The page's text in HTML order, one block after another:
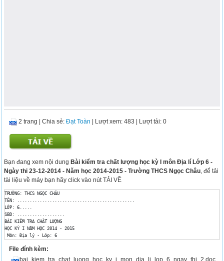
2 trang |Chia sẻ:Đạt Toàn | Lượt xem: 483 | Lượt tải: 0
Bạn đang xem nội dungBài kiểm tra chất lượng học kỳ I môn Địa lí Lớp 6 -
Ngày thi 23-12-2014 - Năm học 2014-2015 - Trường THCS Ngọc Châu , để tải
tài liệu về máy bạn hãy click vào nút TẢI VỀ
TRƯỜNG: THCS NGỌC CHÂU
TÊN: ...............................................
LỚP: 6.....
SBD: ...................
BÀI KIỂM TRA CHẤT LƯỢNG
HỌC KỲ I NĂM HỌC 2014 - 2015
Môn: Địa lý - Lớp: 6
(Thời gian 45 phút, không kể thời gian giao đề)
SỐ PHÁCH
File đính kèm:
bai_kiem_tra_chat_luong_hoc_ky_i_mon_dia_li_lop_6_ngay_thi_2.doc